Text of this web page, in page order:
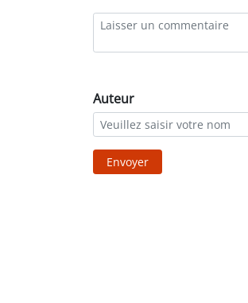
Auteur
Envoyer